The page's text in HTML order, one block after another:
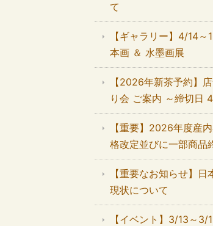
て
【ギャラリー】4/14～
本画 ＆ 水墨画展
【2026年新茶予約】
り会 ご案内 ～締切日
【重要】2026年度産
格改定並びに一部商
【重要なお知らせ】日
現状について
【イベント】3/13～3/